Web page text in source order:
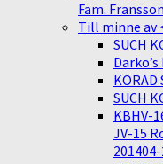
Fam. Fransson
Till minne av
SUCH
SUCH
KBHV-
JV-15